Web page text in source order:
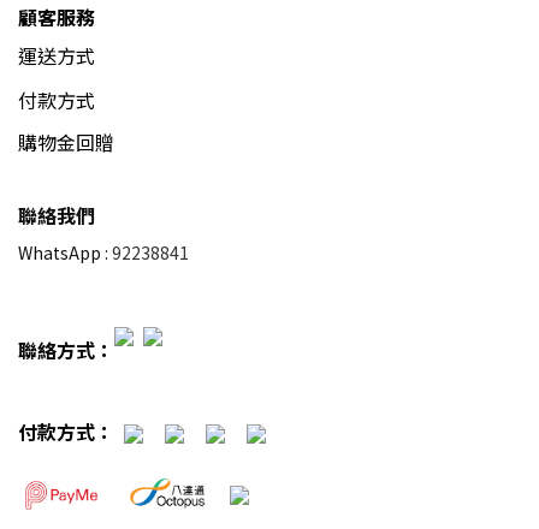
顧客服務
運送方式
付款方式
購物金回贈
聯絡我們
WhatsApp : 92238841
聯絡方式：
付款方式：